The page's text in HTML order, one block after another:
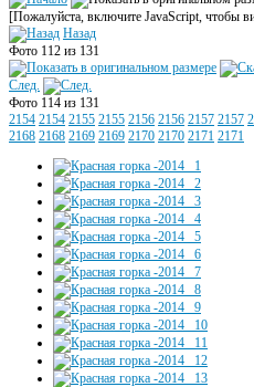
[Пожалуйста, включите JavaScript, чтобы
Назад
Фото 112 из 131
След.
Фото 114 из 131
2154 2154 2155 2155 2156 2156 2157 2157
2168 2168 2169 2169 2170 2170 2171 2171